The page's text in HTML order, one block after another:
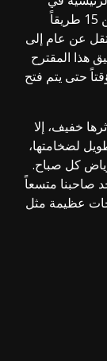
مدينة الرياض، والذي يهدف إلى تطوير أكثر من 15 طريقاً
تقل عن عام إلى
هذا المقترح
حتى يتم فتح
خفيف، إلا
لضخامتها،
كل صباح.
صاحبنا متسعاً
عظيمة مثل